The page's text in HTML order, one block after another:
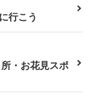
行こう
・お花見スポ